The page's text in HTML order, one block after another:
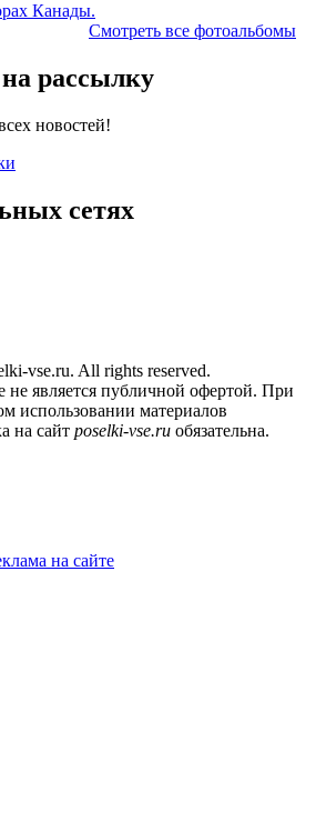
Канады.
Смотреть все фотоальбомы
рассылку
новостей!
сетях
vse.ru. All rights reserved.
не является публичной офертой. При
использовании материалов
на сайт poselki-vse.ru​ обязательна.
на сайте